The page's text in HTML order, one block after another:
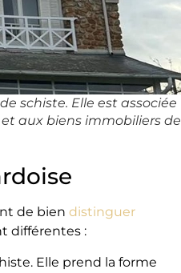
schiste. Elle est associée
aux biens immobiliers de
de bien distinguer
différentes :
Elle prend la forme